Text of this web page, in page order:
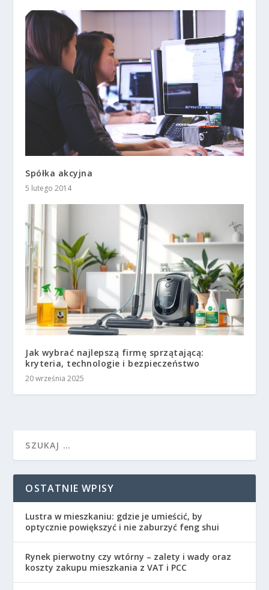
Spółka akcyjna
5 lutego 2014
Jak wybrać najlepszą firmę sprzątającą:
kryteria, technologie i bezpieczeństwo
20 września 2025
OSTATNIE WPISY
Lustra w mieszkaniu: gdzie je umieścić, by
optycznie powiększyć i nie zaburzyć feng shui
Rynek pierwotny czy wtórny – zalety i wady oraz
koszty zakupu mieszkania z VAT i PCC